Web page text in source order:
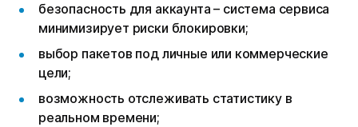
безопасность для аккаунта – система сервиса
минимизирует риски блокировки;
выбор пакетов под личные или коммерческие
цели;
возможность отслеживать статистику в
реальном времени;